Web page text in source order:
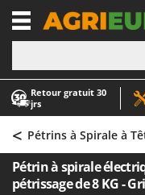
Retour gratuit 30
jrs
-1
A
Abris de jardin
Accessoires
Aérateurs
Arracheuses de
A
AgriEuro
AgriEuro TOP-
AGT
< Pétrins à Spirale à
Pétrin à spirale
pétrissage de 8 KG -